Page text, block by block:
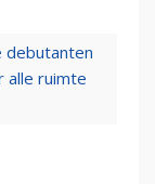
debutanten
alle ruimte